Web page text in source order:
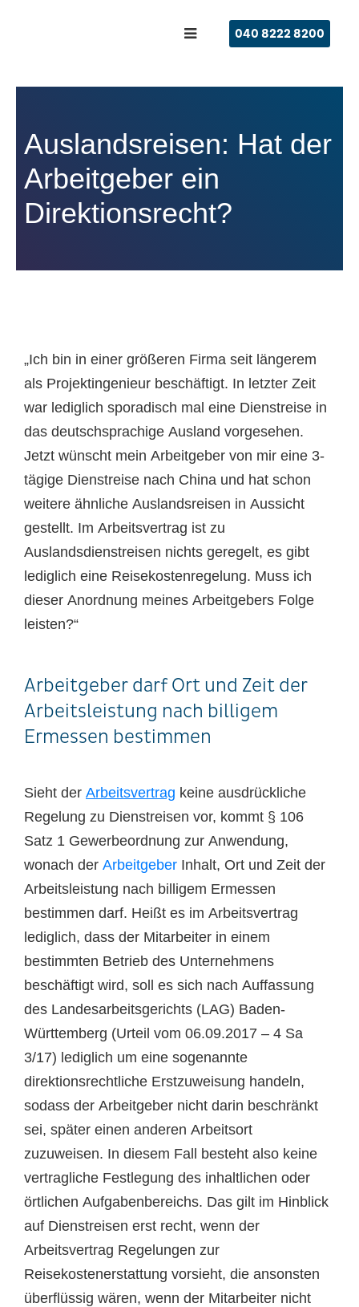
040 8222 8200
Auslandsreisen: Hat der
Arbeitgeber ein
Direktionsrecht?
„Ich bin in einer größeren Firma seit längerem
als Projektingenieur beschäftigt. In letzter Zeit
war lediglich sporadisch mal eine Dienstreise in
das deutschsprachige Ausland vorgesehen.
Jetzt wünscht mein Arbeitgeber von mir eine 3-
tägige Dienstreise nach China und hat schon
weitere ähnliche Auslandsreisen in Aussicht
gestellt. Im Arbeitsvertrag ist zu
Auslandsdienstreisen nichts geregelt, es gibt
lediglich eine Reisekostenregelung. Muss ich
dieser Anordnung meines Arbeitgebers Folge
leisten?“
Arbeitgeber darf Ort und Zeit der
Arbeitsleistung nach billigem
Ermessen bestimmen
Sieht der Arbeitsvertrag keine ausdrückliche
Regelung zu Dienstreisen vor, kommt § 106
Satz 1 Gewerbeordnung zur Anwendung,
wonach der Arbeitgeber Inhalt, Ort und Zeit der
Arbeitsleistung nach billigem Ermessen
bestimmen darf. Heißt es im Arbeitsvertrag
lediglich, dass der Mitarbeiter in einem
bestimmten Betrieb des Unternehmens
beschäftigt wird, soll es sich nach Auffassung
des Landesarbeitsgerichts (LAG) Baden-
Württemberg (Urteil vom 06.09.2017 – 4 Sa
3/17) lediglich um eine sogenannte
direktionsrechtliche Erstzuweisung handeln,
sodass der Arbeitgeber nicht darin beschränkt
sei, später einen anderen Arbeitsort
zuzuweisen. In diesem Fall besteht also keine
vertragliche Festlegung des inhaltlichen oder
örtlichen Aufgabenbereichs. Das gilt im Hinblick
auf Dienstreisen erst recht, wenn der
Arbeitsvertrag Regelungen zur
Reisekostenerstattung vorsieht, die ansonsten
überflüssig wären, wenn der Mitarbeiter nicht